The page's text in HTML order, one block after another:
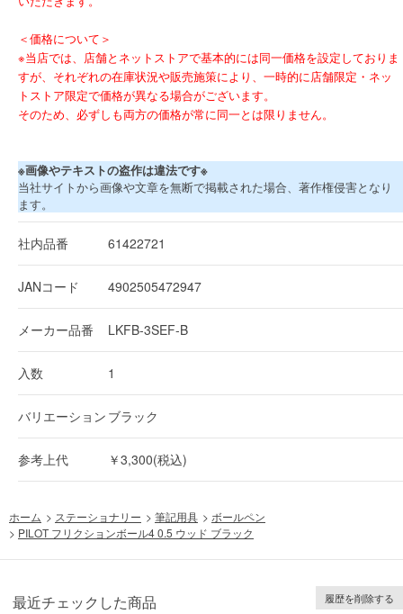
＜価格について＞
※当店では、店舗とネットストアで基本的には同一価格を設定しておりま
すが、それぞれの在庫状況や販売施策により、一時的に店舗限定・ネッ
トストア限定で価格が異なる場合がございます。
そのため、必ずしも両方の価格が常に同一とは限りません。
※画像やテキストの盗作は違法です※
当社サイトから画像や文章を無断で掲載された場合、著作権侵害となり
ます。
社内品番 61422721
JANコード 4902505472947
メーカー品番 LKFB-3SEF-B
入数 1
バリエーション ブラック
参考上代 ￥3,300(税込)
ホーム > ステーショナリー > 筆記用具 > ボールペン
> PILOT フリクションボール4 0.5 ウッド ブラック
最近チェックした商品 履歴を削除する